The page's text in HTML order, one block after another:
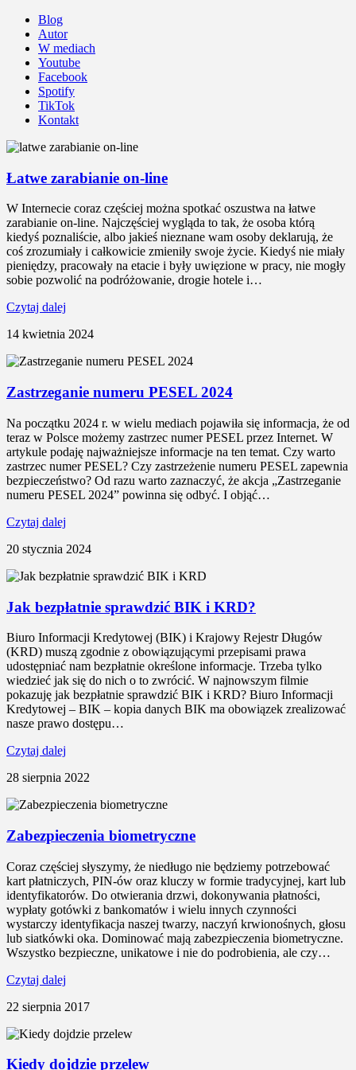
Blog
Autor
W mediach
Youtube
Facebook
Spotify
TikTok
Kontakt
Łatwe zarabianie on-line
W Internecie coraz częściej można spotkać oszustwa na łatwe
zarabianie on-line. Najczęściej wygląda to tak, że osoba którą
kiedyś poznaliście, albo jakieś nieznane wam osoby deklarują, że
coś zrozumiały i całkowicie zmieniły swoje życie. Kiedyś nie miały
pieniędzy, pracowały na etacie i były uwięzione w pracy, nie mogły
sobie pozwolić na podróżowanie, drogie hotele i…
Czytaj dalej
14 kwietnia 2024
Zastrzeganie numeru PESEL 2024
Na początku 2024 r. w wielu mediach pojawiła się informacja, że od
teraz w Polsce możemy zastrzec numer PESEL przez Internet. W
artykule podaję najważniejsze informacje na ten temat. Czy warto
zastrzec numer PESEL? Czy zastrzeżenie numeru PESEL zapewnia
bezpieczeństwo? Od razu warto zaznaczyć, że akcja „Zastrzeganie
numeru PESEL 2024” powinna się odbyć. I objąć…
Czytaj dalej
20 stycznia 2024
Jak bezpłatnie sprawdzić BIK i KRD?
Biuro Informacji Kredytowej (BIK) i Krajowy Rejestr Długów
(KRD) muszą zgodnie z obowiązującymi przepisami prawa
udostępniać nam bezpłatnie określone informacje. Trzeba tylko
wiedzieć jak się do nich o to zwrócić. W najnowszym filmie
pokazuję jak bezpłatnie sprawdzić BIK i KRD? Biuro Informacji
Kredytowej – BIK – kopia danych BIK ma obowiązek zrealizować
nasze prawo dostępu…
Czytaj dalej
28 sierpnia 2022
Zabezpieczenia biometryczne
Coraz częściej słyszymy, że niedługo nie będziemy potrzebować
kart płatniczych, PIN-ów oraz kluczy w formie tradycyjnej, kart lub
identyfikatorów. Do otwierania drzwi, dokonywania płatności,
wypłaty gotówki z bankomatów i wielu innych czynności
wystarczy identyfikacja naszej twarzy, naczyń krwionośnych, głosu
lub siatkówki oka. Dominować mają zabezpieczenia biometryczne.
Wszystko bezpieczne, unikatowe i nie do podrobienia, ale czy…
Czytaj dalej
22 sierpnia 2017
Kiedy dojdzie przelew